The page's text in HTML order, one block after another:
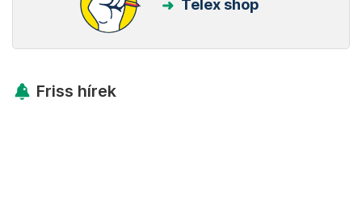
Telex shop
Friss hírek